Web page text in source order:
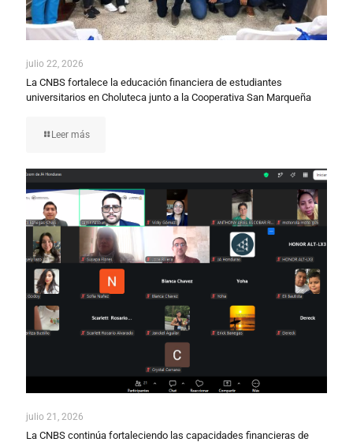
julio 22, 2026
La CNBS fortalece la educación financiera de estudiantes
universitarios en Choluteca junto a la Cooperativa San Marqueña
Leer más
julio 21, 2026
La CNBS continúa fortaleciendo las capacidades financieras de